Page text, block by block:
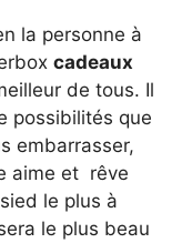
la personne à
cadeaux
de tous. Il
possibilités que
embarrasser,
aime et rêve
le plus à
le plus beau